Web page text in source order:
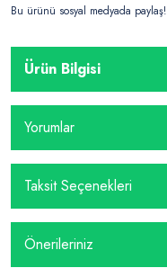
Bu ürünü sosyal medyada paylaş!
Ürün Bilgisi
Yorumlar
Taksit Seçenekleri
Önerileriniz